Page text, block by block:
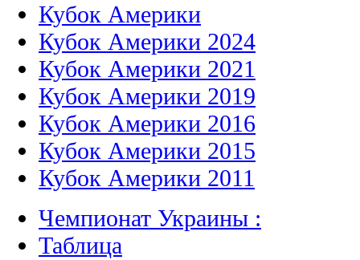
Кубок Америки
Кубок Америки 2024
Кубок Америки 2021
Кубок Америки 2019
Кубок Америки 2016
Кубок Америки 2015
Кубок Америки 2011
Чемпионат Украины :
Таблица